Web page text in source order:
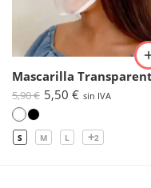
5,90€ 5,50 € sin IVA
S M L 2